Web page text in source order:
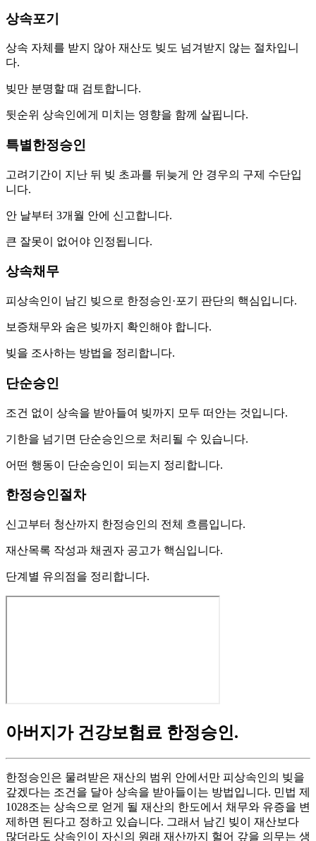
상속포기
상속 자체를 받지 않아 재산도 빚도 넘겨받지 않는 절차입니
다.
빚만 분명할 때 검토합니다.
뒷순위 상속인에게 미치는 영향을 함께 살핍니다.
특별한정승인
고려기간이 지난 뒤 빚 초과를 뒤늦게 안 경우의 구제 수단입
니다.
안 날부터 3개월 안에 신고합니다.
큰 잘못이 없어야 인정됩니다.
상속채무
피상속인이 남긴 빚으로 한정승인·포기 판단의 핵심입니다.
보증채무와 숨은 빚까지 확인해야 합니다.
빚을 조사하는 방법을 정리합니다.
단순승인
조건 없이 상속을 받아들여 빚까지 모두 떠안는 것입니다.
기한을 넘기면 단순승인으로 처리될 수 있습니다.
어떤 행동이 단순승인이 되는지 정리합니다.
한정승인절차
신고부터 청산까지 한정승인의 전체 흐름입니다.
재산목록 작성과 채권자 공고가 핵심입니다.
단계별 유의점을 정리합니다.
아버지가 건강보험료 한정승인.
한정승인은 물려받은 재산의 범위 안에서만 피상속인의 빚을
갚겠다는 조건을 달아 상속을 받아들이는 방법입니다. 민법 제
1028조는 상속으로 얻게 될 재산의 한도에서 채무와 유증을 변
제하면 된다고 정하고 있습니다. 그래서 남긴 빚이 재산보다
많더라도 상속인이 자신의 원래 재산까지 헐어 갚을 의무는 생